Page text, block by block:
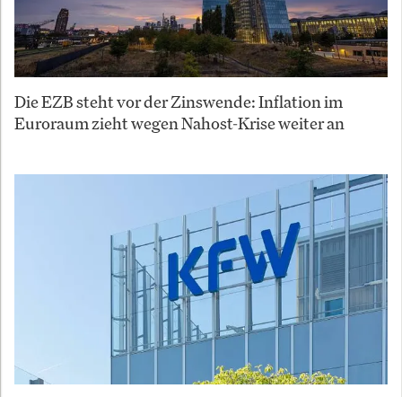
Die EZB steht vor der Zinswende: Inflation im
Euroraum zieht wegen Nahost-Krise weiter an